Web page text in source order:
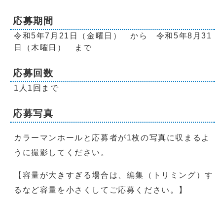
応募期間
令和5年7月21日（金曜日） から 令和5年8月31
日（木曜日） まで
応募回数
1人1回まで
応募写真
カラーマンホールと応募者が1枚の写真に収まるよ
うに撮影してください。
【容量が大きすぎる場合は、編集（トリミング）す
るなど容量を小さくしてご応募ください。】